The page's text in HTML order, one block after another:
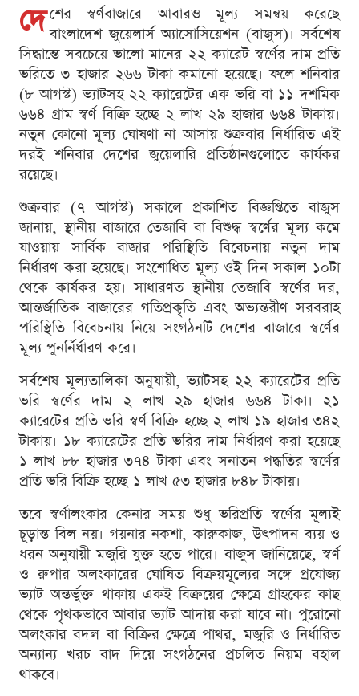
দে শের স্বর্ণবাজারে আবারও মূল্য সমন্বয় করেছে
বাংলাদেশ জুয়েলার্স অ্যাসোসিয়েশন (বাজুস)। সর্বশেষ
সিদ্ধান্তে সবচেয়ে ভালো মানের ২২ ক্যারেট স্বর্ণের দাম প্রতি
ভরিতে ৩ হাজার ২৬৬ টাকা কমানো হয়েছে। ফলে শনিবার
(৮ আগস্ট) ভ্যাটসহ ২২ ক্যারেটের এক ভরি বা ১১ দশমিক
৬৬৪ গ্রাম স্বর্ণ বিক্রি হচ্ছে ২ লাখ ২৯ হাজার ৬৬৪ টাকায়।
নতুন কোনো মূল্য ঘোষণা না আসায় শুক্রবার নির্ধারিত এই
দরই শনিবার দেশের জুয়েলারি প্রতিষ্ঠানগুলোতে কার্যকর
রয়েছে।
শুক্রবার (৭ আগস্ট) সকালে প্রকাশিত বিজ্ঞপ্তিতে বাজুস
জানায়, স্থানীয় বাজারে তেজাবি বা বিশুদ্ধ স্বর্ণের মূল্য কমে
যাওয়ায় সার্বিক বাজার পরিস্থিতি বিবেচনায় নতুন দাম
নির্ধারণ করা হয়েছে। সংশোধিত মূল্য ওই দিন সকাল ১০টা
থেকে কার্যকর হয়। সাধারণত স্থানীয় তেজাবি স্বর্ণের দর,
আন্তর্জাতিক বাজারের গতিপ্রকৃতি এবং অভ্যন্তরীণ সরবরাহ
পরিস্থিতি বিবেচনায় নিয়ে সংগঠনটি দেশের বাজারে স্বর্ণের
মূল্য পুনর্নির্ধারণ করে।
সর্বশেষ মূল্যতালিকা অনুযায়ী, ভ্যাটসহ ২২ ক্যারেটের প্রতি
ভরি স্বর্ণের দাম ২ লাখ ২৯ হাজার ৬৬৪ টাকা। ২১
ক্যারেটের প্রতি ভরি স্বর্ণ বিক্রি হচ্ছে ২ লাখ ১৯ হাজার ৩৪২
টাকায়। ১৮ ক্যারেটের প্রতি ভরির দাম নির্ধারণ করা হয়েছে
১ লাখ ৮৮ হাজার ৩৭৪ টাকা এবং সনাতন পদ্ধতির স্বর্ণের
প্রতি ভরি বিক্রি হচ্ছে ১ লাখ ৫৩ হাজার ৮৪৮ টাকায়।
তবে স্বর্ণালংকার কেনার সময় শুধু ভরিপ্রতি স্বর্ণের মূল্যই
চূড়ান্ত বিল নয়। গয়নার নকশা, কারুকাজ, উৎপাদন ব্যয় ও
ধরন অনুযায়ী মজুরি যুক্ত হতে পারে। বাজুস জানিয়েছে, স্বর্ণ
ও রুপার অলংকারের ঘোষিত বিক্রয়মূল্যের সঙ্গে প্রযোজ্য
ভ্যাট অন্তর্ভুক্ত থাকায় একই বিক্রয়ের ক্ষেত্রে গ্রাহকের কাছ
থেকে পৃথকভাবে আবার ভ্যাট আদায় করা যাবে না। পুরোনো
অলংকার বদল বা বিক্রির ক্ষেত্রে পাথর, মজুরি ও নির্ধারিত
অন্যান্য খরচ বাদ দিয়ে সংগঠনের প্রচলিত নিয়ম বহাল
থাকবে।